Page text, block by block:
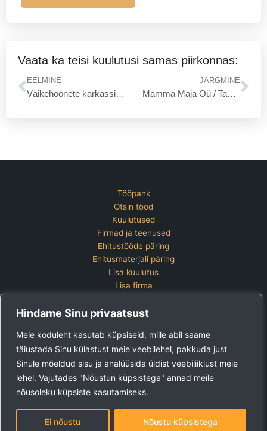
Hindame Sinu privaatsust
Meie koduleht kasutab küpsiseid, mille abil saame
täiustada Sinu külastust meie veebilehel, pakkuda just
Sinule mõeldud sisu ja analüüsida üldist veebiliiklust meie
lehel. Vajutades "Nõustun küpsistega" annad meile
nõusoleku küpsiste kasutamiseks.
Ei nõustu Nõustu küpsistega
Vaata ka teisi kuulutusi samas piirkonnas:
Prev
EELMINE
Väikehoonete karkassid(sõrestikud) ja ka valmislahendused v.a vundamendid
JÄRGMINE
Mamma Maja Oü / Taavi Mölder
Tööpank
Otsin tööd
Kuulutused
Firmad ja teenused
Ehitustööde päring
Ehitusmaterjali päring
Lisa kuulutus
Lisa firma
Kontakt
Lisa kuulutus
Vaata ettevõtete pakette
Ehitus24 OÜ
Tel:+372 5123 867 (E-R 9-15)
E-post: kuulutused@ehitus24.ee
Copyright © 2026 Ehitus24